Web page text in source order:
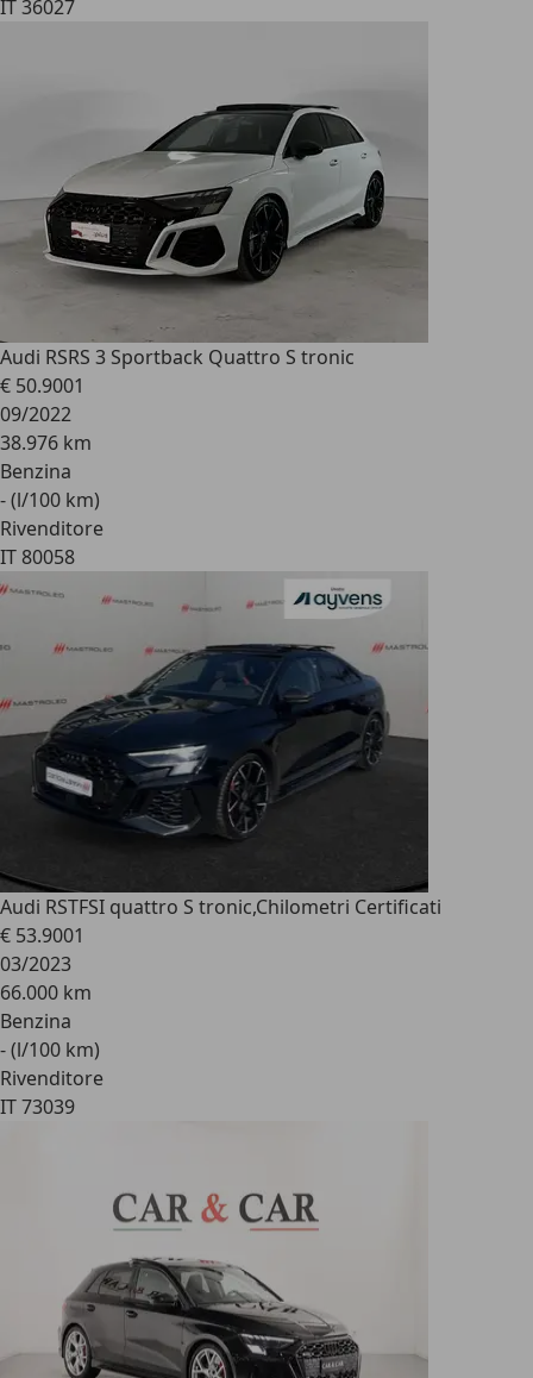
IT 36027
Audi RSRS 3 Sportback Quattro S tronic
€ 50.9001
09/2022
38.976 km
Benzina
- (l/100 km)
Rivenditore
IT 80058
Audi RSTFSI quattro S tronic,Chilometri Certificati
€ 53.9001
03/2023
66.000 km
Benzina
- (l/100 km)
Rivenditore
IT 73039